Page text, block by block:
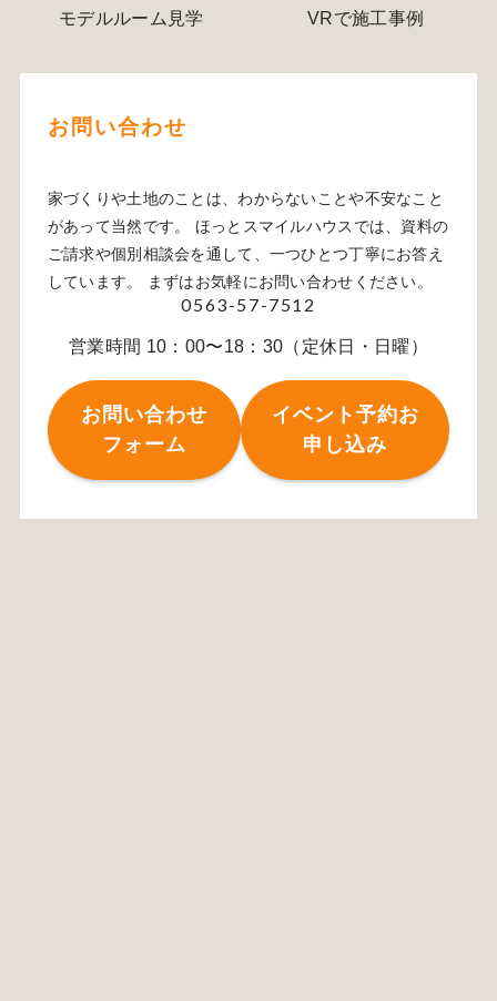
モデルルーム見学 VRで施工事例
お問い合わせ
家づくりや土地のことは、わからないことや不安なこと
があって当然です。 ほっとスマイルハウスでは、資料の
ご請求や個別相談会を通して、一つひとつ丁寧にお答え
しています。 まずはお気軽にお問い合わせください。
0563-57-7512
営業時間 10：00〜18：30（定休日・日曜）
お問い合わせ
フォーム
イベント予約お
申し込み